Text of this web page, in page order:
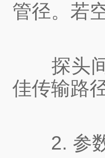
管径。若
探头间
佳传输路径
2. 参数